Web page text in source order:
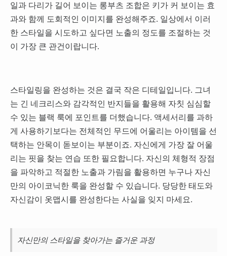
일과 다리가 길어 보이는 롱부츠 조합은 키가 커 보이는 효
과와 함께 도회적인 이미지를 완성해주죠. 일상에서 이러
한 스타일을 시도하고 싶다면 노출의 정도를 조절하는 것
이 가장 큰 관건이랍니다.
스타일링을 완성하는 것은 결국 작은 디테일입니다. 그녀
는 긴 네크리스와 감각적인 반지들을 활용해 자칫 심심할
수 있는 블랙 룩에 포인트를 더했습니다. 액세서리를 과하
게 사용하기보다는 전체적인 무드에 어울리는 아이템을 선
택하는 안목이 돋보이는 부분이죠. 자신에게 가장 잘 어울
리는 핏을 찾는 연습 또한 필요합니다. 자신의 체형적 장점
을 파악하고 적절한 노출과 가림을 활용하면 누구나 자신
만의 아이코닉한 룩을 완성할 수 있습니다. 당당한 태도와
자신감이 옷맵시를 완성한다는 사실을 잊지 마세요.
자신만의 스타일을 찾아가는 즐거운 과정